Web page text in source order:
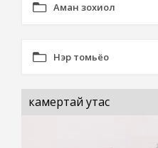
Аман зохиол
Нэр томьёо
камертай утас